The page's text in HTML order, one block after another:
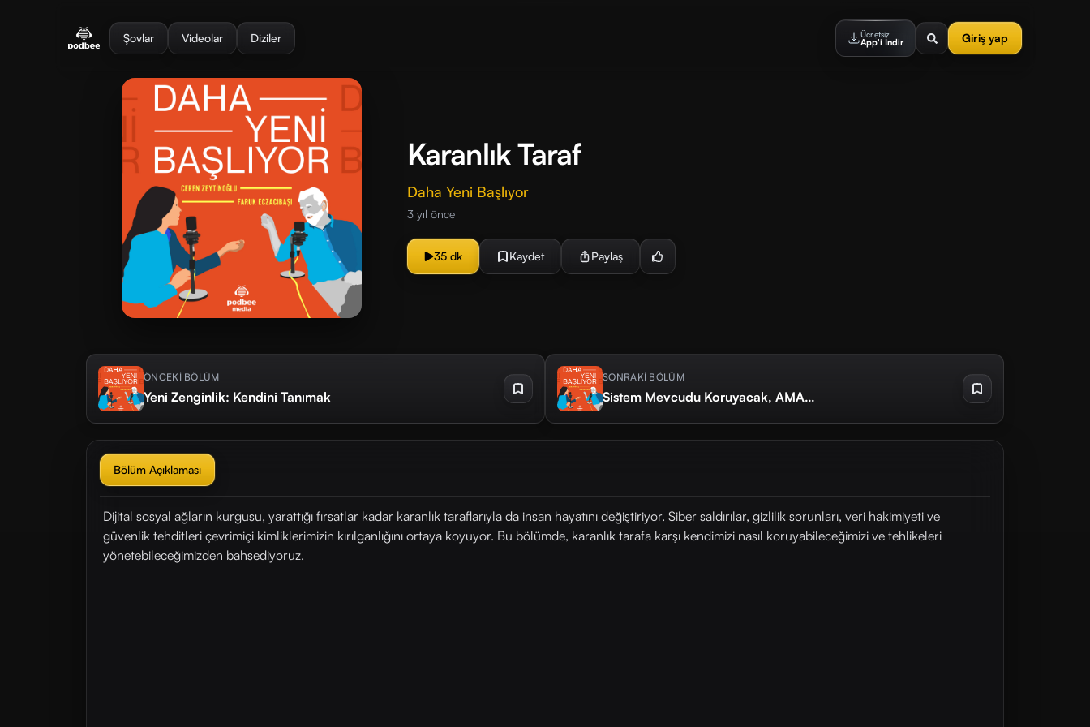
Şovlar Videolar Diziler Ücretsiz
App'i İndir Giriş yap
Karanlık Taraf
Daha Yeni Başlıyor
3 yıl önce
35 dk Kaydet Paylaş
ÖNCEKİ BÖLÜM
Yeni Zenginlik: Kendini Tanımak
SONRAKİ BÖLÜM
Sistem Mevcudu Koruyacak, AMA…
Bölüm Açıklaması
Dijital sosyal ağların kurgusu, yarattığı fırsatlar kadar karanlık taraflarıyla da insan hayatını değiştiriyor. Siber saldırılar, gizlilik sorunları, veri hakimiyeti ve
güvenlik tehditleri çevrimiçi kimliklerimizin kırılganlığını ortaya koyuyor. Bu bölümde, karanlık tarafa karşı kendimizi nasıl koruyabileceğimizi ve tehlikeleri
yönetebileceğimizden bahsediyoruz.